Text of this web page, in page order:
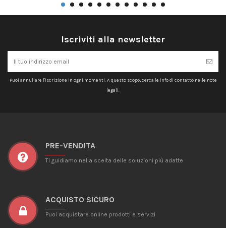
Iscriviti alla newsletter
Puoi annullare l'iscrizione in ogni momenti. A questo scopo, cerca le info di contatto nelle note
legali.
PRE-VENDITA
Ti guidiamo nella scelta delle soluzioni più adatte
ACQUISTO SICURO
Puoi acquistare online prodotti e servizi